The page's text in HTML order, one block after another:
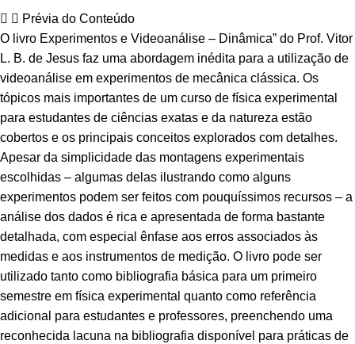
Prévia do Conteúdo
O livro Experimentos e Videoanálise – Dinâmica” do Prof. Vitor
L. B. de Jesus faz uma abordagem inédita para a utilização de
videoanálise em experimentos de mecânica clássica. Os
tópicos mais importantes de um curso de física experimental
para estudantes de ciências exatas e da natureza estão
cobertos e os principais conceitos explorados com detalhes.
Apesar da simplicidade das montagens experimentais
escolhidas – algumas delas ilustrando como alguns
experimentos podem ser feitos com pouquíssimos recursos – a
análise dos dados é rica e apresentada de forma bastante
detalhada, com especial ênfase aos erros associados às
medidas e aos instrumentos de medição. O livro pode ser
utilizado tanto como bibliografia básica para um primeiro
semestre em física experimental quanto como referência
adicional para estudantes e professores, preenchendo uma
reconhecida lacuna na bibliografia disponível para práticas de